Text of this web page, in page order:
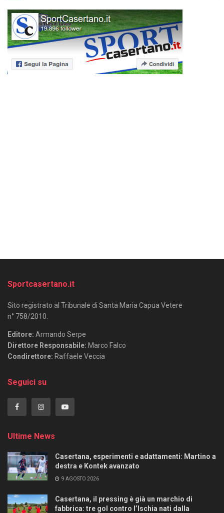
Sportcasertano.it
Sito registrato al Tribunale di Santa Maria Capua Vetere
n° 758/2010.
Editore: Armando Serpe
Direttore Responsabile: Marco Falco
Condirettore: Raffaele Veccia
Seguici su
Ultime News
Casertana, esperimenti e adattamenti: Martino a
destra e Kontek avanzato
9 AGOSTO 2026
Casertana, il pressing è già un marchio di
fabbrica: tre gol contro l’Ischia nati dalla